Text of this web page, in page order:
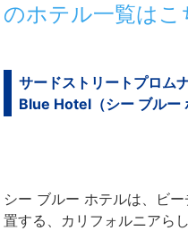
のホテル一覧はこ
サードストリートプロ
Blue Hotel（シー ブルー
シー ブルー ホテルは、ビ
置する、カリフォルニアら